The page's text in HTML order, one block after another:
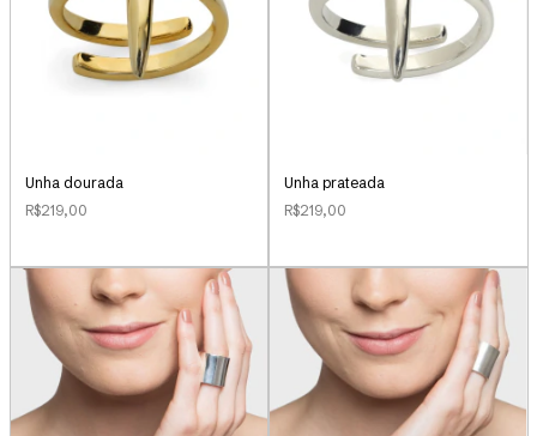
Unha dourada
R$219,00
Unha prateada
R$219,00